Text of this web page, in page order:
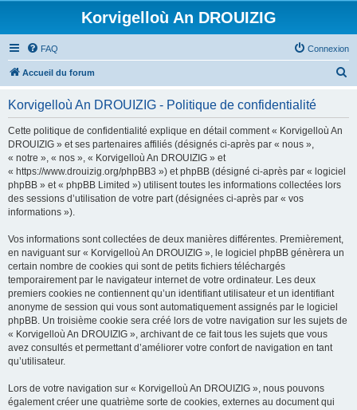
Korvigelloù An DROUIZIG
FAQ Connexion
Accueil du forum
Korvigelloù An DROUIZIG - Politique de confidentialité
Cette politique de confidentialité explique en détail comment « Korvigelloù An
DROUIZIG » et ses partenaires affiliés (désignés ci-après par « nous »,
« notre », « nos », « Korvigelloù An DROUIZIG » et
« https://www.drouizig.org/phpBB3 ») et phpBB (désigné ci-après par « logiciel
phpBB » et « phpBB Limited ») utilisent toutes les informations collectées lors
des sessions d’utilisation de votre part (désignées ci-après par « vos
informations »).
Vos informations sont collectées de deux manières différentes. Premièrement,
en naviguant sur « Korvigelloù An DROUIZIG », le logiciel phpBB génèrera un
certain nombre de cookies qui sont de petits fichiers téléchargés
temporairement par le navigateur internet de votre ordinateur. Les deux
premiers cookies ne contiennent qu’un identifiant utilisateur et un identifiant
anonyme de session qui vous sont automatiquement assignés par le logiciel
phpBB. Un troisième cookie sera créé lors de votre navigation sur les sujets de
« Korvigelloù An DROUIZIG », archivant de ce fait tous les sujets que vous
avez consultés et permettant d’améliorer votre confort de navigation en tant
qu’utilisateur.
Lors de votre navigation sur « Korvigelloù An DROUIZIG », nous pouvons
également créer une quatrième sorte de cookies, externes au document qui